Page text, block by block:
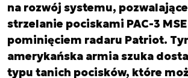
na rozwój systemu,
strzelanie pociskami PAC-3 MSE
pominięciem radaru Patriot.
amerykańska armia szuka
typu tanich pocisków, które